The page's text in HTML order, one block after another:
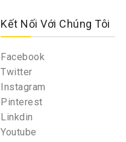
Kết Nối Với Chúng Tôi
Facebook
Twitter
Instagram
Pinterest
Linkdin
Youtube